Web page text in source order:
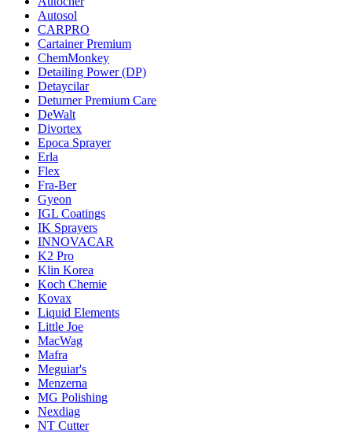
Autosol
CARPRO
Cartainer Premium
ChemMonkey
Detailing Power (DP)
Detaycilar
Deturner Premium Care
DeWalt
Divortex
Epoca Sprayer
Erla
Flex
Fra-Ber
Gyeon
IGL Coatings
IK Sprayers
INNOVACAR
K2 Pro
Klin Korea
Koch Chemie
Kovax
Liquid Elements
Little Joe
MacWag
Mafra
Meguiar's
Menzerna
MG Polishing
Nexdiag
NT Cutter